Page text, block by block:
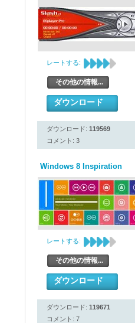
レートする:
その他の情報...
ダウンロード
ダウンロード: 119569
コメント: 3
Windows 8 Inspiration
レートする:
その他の情報...
ダウンロード
ダウンロード: 119671
コメント: 7